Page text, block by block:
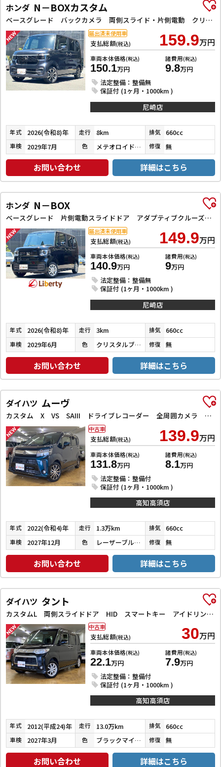
ホンダ N－BOXカスタム
ベースグレード バックカメラ 両側スライド・片側電動 クリアランスソナー レーンアシスト オートライト スマートキー 電動格納ミラー CVT ESC USB チップアップシート アルミホイール エアコン
支払総額(税込) 159.9万円
車両本体価格(税込)
150.1万円
諸費用(税込)
9.8万円
法定整備：整備無
保証付 (1ヶ月・1000km )
届出済未使用車
尼崎店
年式 2026(令和8)年 走行 8km 排気 660cc
車検 2029年7月 色 メテオロイドグレーメタリック 修復 無
お問い合わせ 詳細はこちら
ホンダ N－BOX
ベースグレード 片側電動スライドドア アダプティブクルーズコントロール LEDヘッドライト クリアランスソナー スマートキー アイドリングストップ CVT ESC チップアップシート エアコン パワーウィンドウ
支払総額(税込) 149.9万円
車両本体価格(税込)
140.9万円
諸費用(税込)
9万円
法定整備：整備無
保証付 (1ヶ月・1000km )
届出済未使用車
尼崎店
年式 2026(令和8)年 走行 3km 排気 660cc
車検 2029年6月 色 クリスタルブラックパール 修復 無
お問い合わせ 詳細はこちら
ダイハツ ムーヴ
カスタム X VS SAIII ドライブレコーダー 全周囲カメラ ナビ TV クリアランスソナー 衝突被害軽減システム オートマチックハイビーム オートライト LEDヘッドランプ スマートキー アイドリングストップ 電動格納ミラー
支払総額(税込) 139.9万円
車両本体価格(税込)
131.8万円
諸費用(税込)
8.1万円
法定整備：整備付
保証付 (1ヶ月・1000km )
中古車
高知高須店
年式 2022(令和4)年 走行 1.3万km 排気 660cc
車検 2027年12月 色 レーザーブルークリスタルシャイン 修復 無
お問い合わせ 詳細はこちら
ダイハツ タント
カスタムL 両側スライドドア HID スマートキー アイドリングストップ 電動格納ミラー ベンチシート CVT 盗難防止システム ABS アルミホイール 衝突安全ボディ エアコン パワーステアリング
支払総額(税込) 30万円
車両本体価格(税込)
22.1万円
諸費用(税込)
7.9万円
法定整備：整備付
保証付 (1ヶ月・1000km )
中古車
高知高須店
年式 2012(平成24)年 走行 13.0万km 排気 660cc
車検 2027年3月 色 ブラックマイカメタリック 修復 無
お問い合わせ 詳細はこちら